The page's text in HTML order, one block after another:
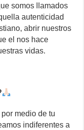
somos llamados
autenticidad
abrir nuestros
el nos hace
vidas.
medio de tu
indiferentes a